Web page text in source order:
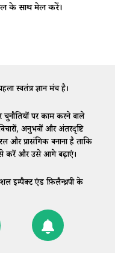
के साथ मेल करें।
स्वतंत्र ज्ञान मंच है।
पर काम करने वाले
अनुभवों और अंतरदृष्टि
और प्रासंगिक बनाना है ताकि
करें और उसे आगे बढ़ाएं।
इम्पैक्ट एंड फ़िलैन्थ्रपी के